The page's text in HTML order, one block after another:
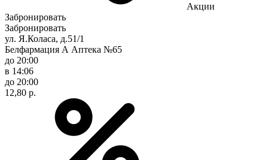
Акции
Забронировать
Забронировать
ул. Я.Коласа, д.51/1
Белфармация А Аптека №65
до 20:00
в 14:06
до 20:00
12,80 р.